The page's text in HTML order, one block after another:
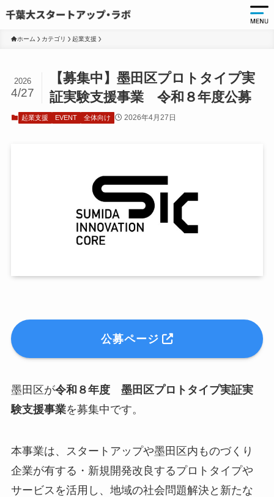
メ
ホーム カテゴリ 起業支援
【募集中】墨田区プロトタイプ実
証実験支援事業 令和８年度公募
2026
4/27
起業支援 EVENT 全体向け 2026年4月27日
公募ページ
墨田区が令和８年度 墨田区プロトタイプ実証実
験支援事業を募集中です。
本事業は、スタートアップや墨田区内ものづくり
企業が有する・新規開発改良するプロトタイプや
サービスを活用し、地域の社会問題解決と新たな